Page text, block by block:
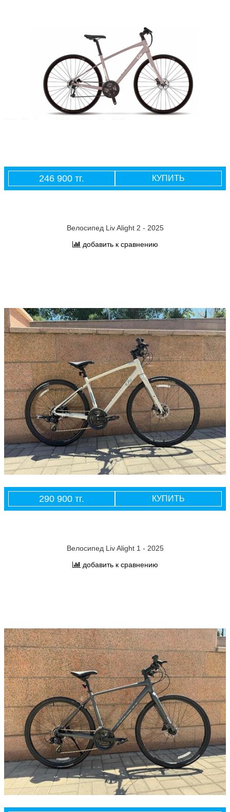
246 900 тг. КУПИТЬ
Велосипед Liv Alight 2 - 2025
добавить к сравнению
290 900 тг. КУПИТЬ
Велосипед Liv Alight 1 - 2025
добавить к сравнению